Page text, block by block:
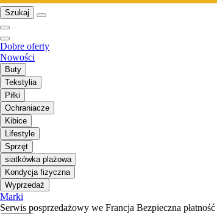
Szukaj
Dobre oferty
Nowości
Buty
Tekstylia
Piłki
Ochraniacze
Kibice
Lifestyle
Sprzęt
siatkówka plażowa
Kondycja fizyczna
Wyprzedaż
Marki
Serwis posprzedażowy we Francja Bezpieczna płatność